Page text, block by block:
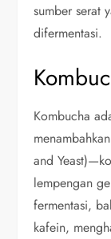
sumber serat
difermentasi.
Kombucha
and
lempengan
fermentasi,
kafein,